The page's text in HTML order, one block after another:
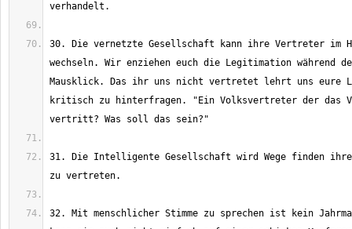
30. Die vernetzte Gesellschaft kann ihre Vertreter im
wechseln. Wir enziehen euch die Legitimation während
Mausklick. Das ihr uns nicht vertretet lehrt uns eure
kritisch zu hinterfragen. "Ein Volksvertreter der das
31. Die Intelligente Gesellschaft wird Wege finden
32. Mit menschlicher Stimme zu sprechen ist kein